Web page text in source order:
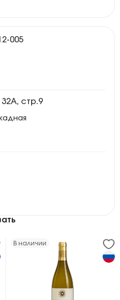
005
стр.9
В наличии